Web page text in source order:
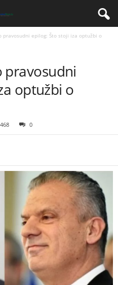
pravosudni epilog: Što stoji iza optužbi o
pravosudni
optužbi o
468 0